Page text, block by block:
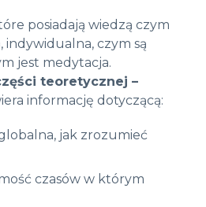
posiadają wiedzą czym
indywidualna, czym są
jest medytacja.
teoretycznej –
informację dotyczącą:
jak zrozumieć
czasów w którym